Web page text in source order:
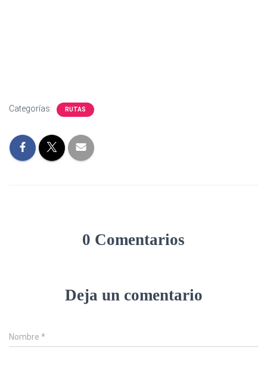
Categorías: RUTAS
0 Comentarios
Deja un comentario
Nombre *